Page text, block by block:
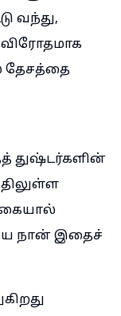
வந்து,
தேசத்தை
துஷ்டர்களின்
கையால்
நான் இதைச்